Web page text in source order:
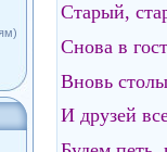
Старый,
Снова в
Вновь
И друзей